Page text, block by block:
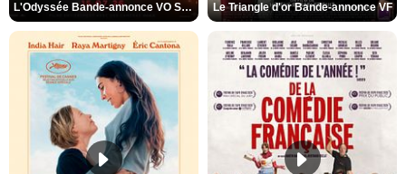
L'Odyssée Bande-annonce VO STFR Le Triangle d'or Bande-annonce VF